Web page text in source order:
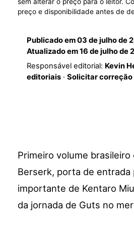
preço e disponibilidade antes de
Publicado em03 de julho de
Atualizado em16 de julho de
Responsável editorial: Kevin
editoriais· Solicitar correção
Primeiro volume brasileiro
Berserk, porta de entrada
importante de Kentaro
da jornada de Guts no